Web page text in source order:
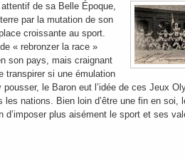
de sa Belle Époque,
par la mutation de son
croissante au sport.
« rebronzer la race »
son pays, mais craignant
transpirer si une émulation
le Baron eut l’idée de ces Jeux
nations. Bien loin d’être une fin en soi,
d’imposer plus aisément le sport et ses